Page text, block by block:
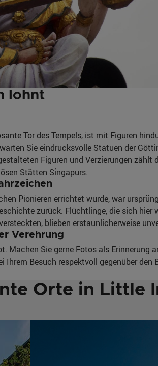
lohnt
Tor des Tempels, ist mit Figuren
Sie eindrucksvolle Statuen der
Figuren und Verzierungen zählt
Stätten Singapurs.
Pionieren errichtet wurde, war
zurück. Flüchtlinge, die sich hier
blieben erstaunlicherweise
Verehrung
Machen Sie gerne Fotos als Erinnerung
Ihrem Besuch respektvoll gegenüber den
Orte in Little